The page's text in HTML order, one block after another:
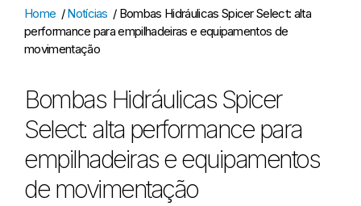
Home /Notícias / Bombas Hidráulicas Spicer Select: alta
performance para empilhadeiras e equipamentos de
movimentação
Bombas Hidráulicas Spicer
Select: alta performance para
empilhadeiras e equipamentos
de movimentação